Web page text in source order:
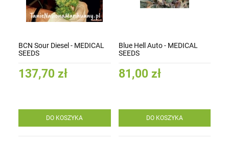
BCN Sour Diesel - MEDICAL
SEEDS
137,70 zł
DO KOSZYKA
Blue Hell Auto - MEDICAL
SEEDS
81,00 zł
DO KOSZYKA